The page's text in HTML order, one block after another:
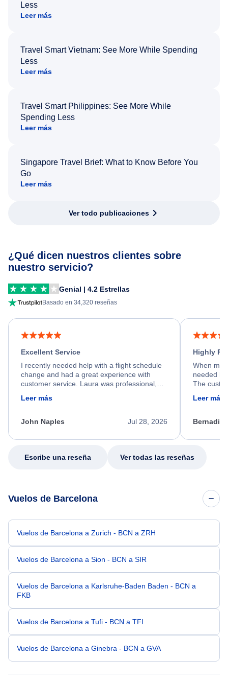
Less
Leer más
Travel Smart Vietnam: See More While Spending
Less
Leer más
Travel Smart Philippines: See More While
Spending Less
Leer más
Singapore Travel Brief: What to Know Before You
Go
Leer más
Ver todo publicaciones
¿Qué dicen nuestros clientes sobre
nuestro servicio?
Genial | 4.2 Estrellas
Basado en 34,320 reseñas
Excellent Service
I recently needed help with a flight schedule
change and had a great experience with
customer service. Laura was professional,
friendly, and very helpful throughout the
process. She quickly found a solution and
appreciate her excellent service.
Leer más
Jul 28, 2026
John Naples
Highly
When my
needed
The
calm,
my issue.
Leer más
Escribe una reseña Ver todas las reseñas
Vuelos de Barcelona
Vuelos de Barcelona a Zurich - BCN a ZRH
Vuelos de Barcelona a Sion - BCN a SIR
Vuelos de Barcelona a Karlsruhe-Baden Baden - BCN a
FKB
Vuelos de Barcelona a Tufi - BCN a TFI
Vuelos de Barcelona a Ginebra - BCN a GVA